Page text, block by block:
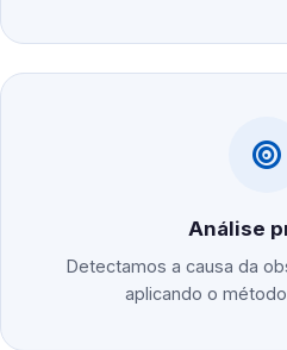
Análise
Detectamos a causa da
aplicando o